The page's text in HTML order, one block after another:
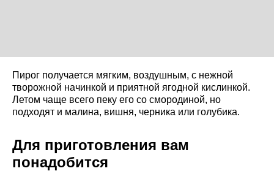
Пирог получается мягким, воздушным, с нежной
творожной начинкой и приятной ягодной кислинкой.
Летом чаще всего пеку его со смородиной, но
подходят и малина, вишня, черника или голубика.
Для приготовления вам
понадобится